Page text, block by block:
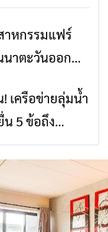
ข่าวเชียงราย
าหกรรมแฟร์
นาตะวันออก
าเด่น และเสน่ห์
ธรรมจาก 4
ด เชียงราย
ยา แพร่ และ
พร้อมชม
เสิร์ตจากศิลปิน
ข่าวเชียงราย
! เครือข่ายลุ่มน้ำ
น 5 ข้อถึง
ล จี้นายกฯ ลง
งราย แก้วิกฤต
ปนเปื้อนต้นน้ำ